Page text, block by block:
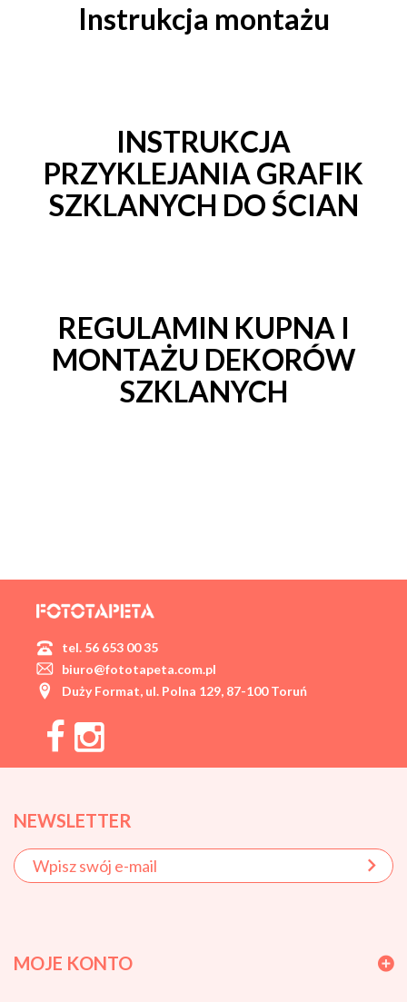
Instrukcja montażu
INSTRUKCJA
PRZYKLEJANIA GRAFIK
SZKLANYCH DO ŚCIAN
REGULAMIN KUPNA I
MONTAŻU DEKORÓW
SZKLANYCH
tel. 56 653 00 35
biuro@fototapeta.com.pl
Duży Format, ul. Polna 129, 87-100 Toruń
NEWSLETTER
MOJE KONTO